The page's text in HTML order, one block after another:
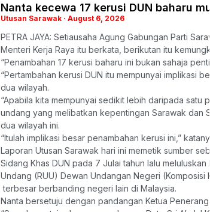
Nanta kecewa 17 kerusi DUN baharu
Utusan Sarawak August 6, 2026
PETRA JAYA: Setiausaha Agung Gabungan Parti
Menteri Kerja Raya itu berkata, berikutan itu
“Penambahan 17 kerusi baharu ini bukan sahaja
“Pertambahan kerusi DUN itu mempunyai implikasi
dua wilayah.
“Apabila kita mempunyai sedikit lebih daripada satu
undang yang melibatkan kepentingan Sarawak dan
dua wilayah ini.
“Itulah implikasi besar penambahan kerusi ini,”
Laporan Utusan Sarawak hari ini memetik sumber
Sidang Khas DUN pada 7 Julai tahun lalu meluluskan
Undang (RUU) Dewan Undangan Negeri
terbesar berbanding negeri lain di Malaysia.
Nanta bersetuju dengan pandangan Ketua